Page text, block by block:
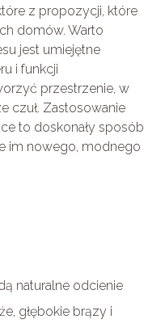
z propozycji, które
domów. Warto
jest umiejętne
i funkcji
przestrzenie, w
czuł. Zastosowanie
to doskonały sposób
im nowego, modnego
naturalne odcienie
głębokie brązy i